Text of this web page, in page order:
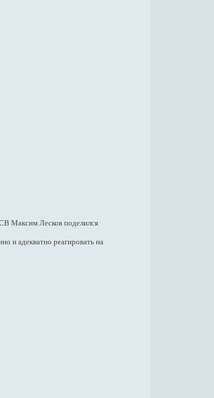
Максим Лесков поделился
и адекватно реагировать на